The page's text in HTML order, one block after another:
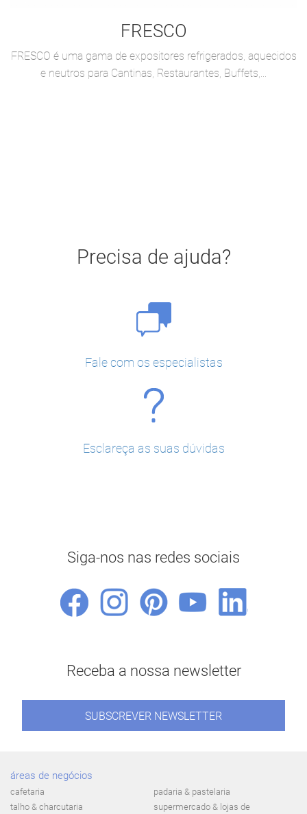
FRESCO
FRESCO é uma gama de expositores refrigerados, aquecidos
e neutros para Cantinas, Restaurantes, Buffets,...
Precisa de ajuda?
Fale com os especialistas
Esclareça as suas dúvidas
Siga-nos nas redes sociais
Receba a nossa newsletter
SUBSCREVER NEWSLETTER
áreas de negócios
cafetaria
padaria & pastelaria
talho & charcutaria
supermercado & lojas de